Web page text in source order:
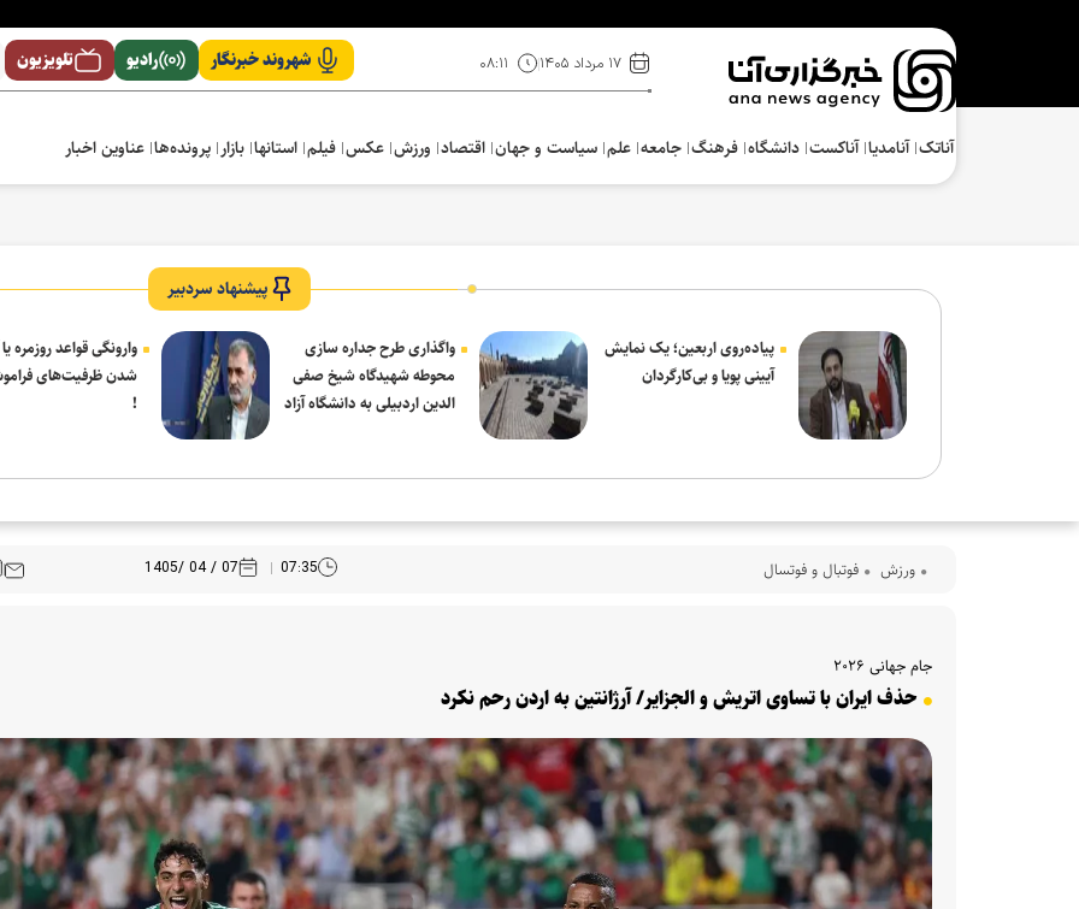
۱۷ مرداد ۱۴۰۵ ۰۸:۱۱ شهروند خبرنگار رادیو تلویزیون
آناتک آنامدیا آناکست دانشگاه فرهنگ‌ جامعه علم سیاست و جهان اقتصاد ورزش عکس فیلم استانها بازار پرونده‌ها عناوین اخبار
پیشنهاد سردبیر
پیاده‌روی اربعین؛ یک نمایش
آیینی پویا و بی‌کارگردان
واگذاری طرح جداره سازی
محوطه شهیدگاه شیخ صفی
الدین اردبیلی به دانشگاه آزاد
وارونگی قواعد روزمره
شدن ظرفیت‌های
!
ورزش فوتبال و فوتسال 07:35
07 / 04 /1405
جام جهانی ۲۰۲۶
حذف ایران با تساوی اتریش و الجزایر/ آرژانتین به اردن رحم نکرد